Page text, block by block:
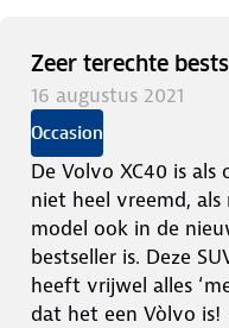
Zeer terechte
16 augustus 2021
Occasion
De Volvo XC40 is als
niet heel vreemd,
model ook in de
bestseller is. Deze
heeft vrijwel alles
dat het een Vòlvo is!